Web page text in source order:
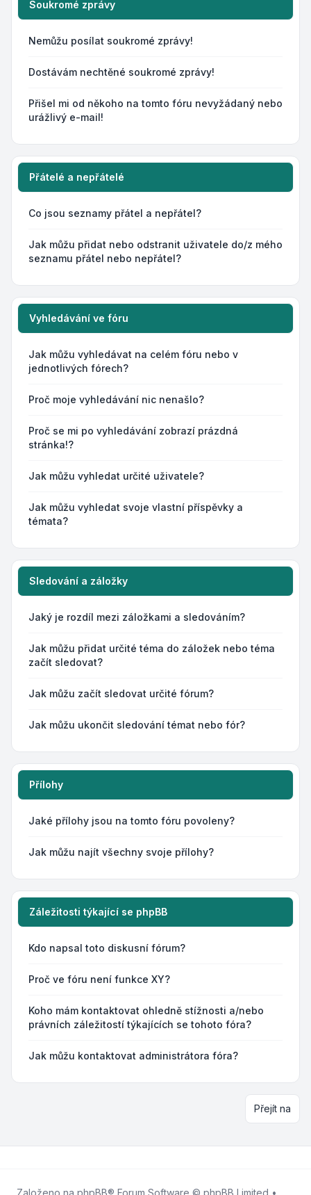
Soukromé zprávy
Nemůžu posílat soukromé zprávy!
Dostávám nechtěné soukromé zprávy!
Přišel mi od někoho na tomto fóru nevyžádaný nebo
urážlivý e-mail!
Přátelé a nepřátelé
Co jsou seznamy přátel a nepřátel?
Jak můžu přidat nebo odstranit uživatele do/z mého
seznamu přátel nebo nepřátel?
Vyhledávání ve fóru
Jak můžu vyhledávat na celém fóru nebo v
jednotlivých fórech?
Proč moje vyhledávání nic nenašlo?
Proč se mi po vyhledávání zobrazí prázdná
stránka!?
Jak můžu vyhledat určité uživatele?
Jak můžu vyhledat svoje vlastní příspěvky a
témata?
Sledování a záložky
Jaký je rozdíl mezi záložkami a sledováním?
Jak můžu přidat určité téma do záložek nebo téma
začít sledovat?
Jak můžu začít sledovat určité fórum?
Jak můžu ukončit sledování témat nebo fór?
Přílohy
Jaké přílohy jsou na tomto fóru povoleny?
Jak můžu najít všechny svoje přílohy?
Záležitosti týkající se phpBB
Kdo napsal toto diskusní fórum?
Proč ve fóru není funkce XY?
Koho mám kontaktovat ohledně stížnosti a/nebo
právních záležitostí týkajících se tohoto fóra?
Jak můžu kontaktovat administrátora fóra?
Přejít na
Založeno na phpBB® Forum Software © phpBB Limited •